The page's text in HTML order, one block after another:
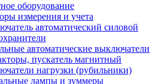
оборудование
измерения и учета
автоматический силовой
автоматические выключатели
пускатель магнитный
нагрузки (рубильники)
лампы и зуммеры